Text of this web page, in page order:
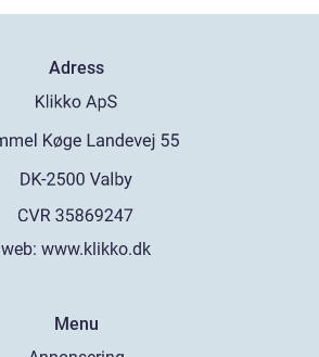
Adress
web: www.klikko.dk
Menu